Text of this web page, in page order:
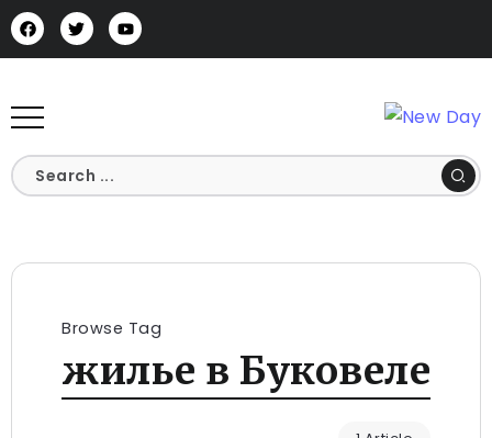
Browse Tag
жилье в Буковеле